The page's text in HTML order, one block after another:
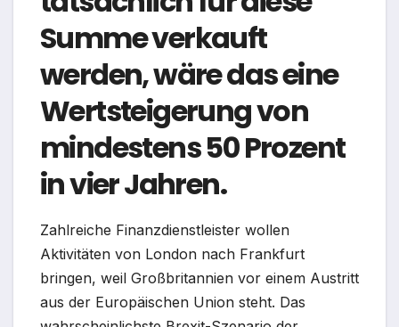
Summe verkauft
werden, wäre das eine
Wertsteigerung von
mindestens 50 Prozent
in vier Jahren.
Zahlreiche Finanzdienstleister wollen
Aktivitäten von London nach Frankfurt
bringen, weil Großbritannien vor einem Austritt
aus der Europäischen Union steht. Das